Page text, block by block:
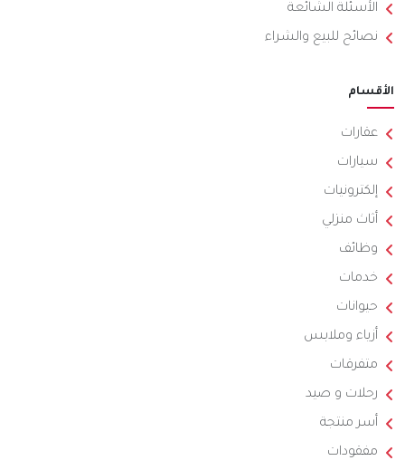
الأسئلة الشائعة
نصائح للبيع والشراء
الأقسام
عقارات
سيارات
إلكترونيات
أثاث منزلي
وظائف
خدمات
حيوانات
أزياء وملابس
متفرقات
رحلات و صيد
أسر منتجة
مفقودات